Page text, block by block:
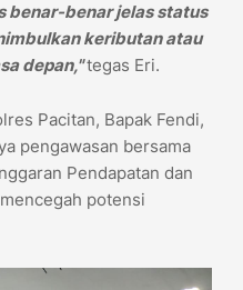
benar-benar jelas status
keributan atau
depan,"tegas Eri.
Pacitan, Bapak Fendi,
pengawasan bersama
Pendapatan dan
potensi